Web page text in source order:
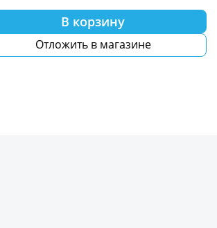
В корзину
Отложить в магазине